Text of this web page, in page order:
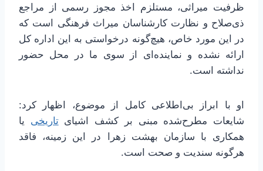
ظرفیت میراثی، مستلزم اخذ مجوز رسمی از مراجع
ذی‌صلاح و نظارت کارشناسان میراث فرهنگی است که
در این مورد خاص، هیچ‌گونه درخواستی به این اداره کل
ارائه نشده و نماینده‌ای از سوی ما در محل حضور
نداشته است.
او با ابراز بی‌اطلاعی کامل از موضوع، اظهار کرد:
شایعات مطرح‌شده مبنی بر کشف اشیایتاریخی یا
همکاری با سازمان بهشت زهرا در این زمینه، فاقد
هرگونه سندیت و صحت است.